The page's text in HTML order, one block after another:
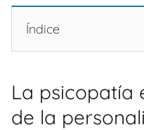
Índice
La psicopatía
de la